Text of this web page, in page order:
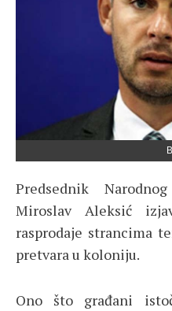
Predsednik
Miroslav Aleksić
rasprodaje strancima
pretvara u koloniju.
Ono što građani